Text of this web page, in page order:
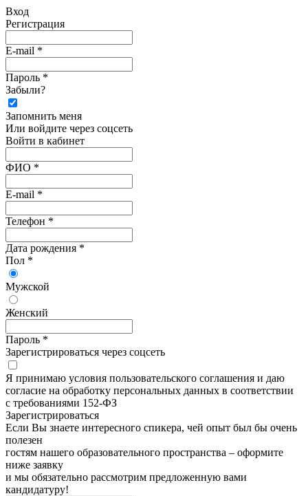
Вход
Регистрация
E-mail *
Пароль *
Забыли?
Запомнить меня
Или войдите через соцсеть
Войти в кабинет
ФИО *
E-mail *
Телефон *
Дата рождения *
Пол *
Мужской
Женский
Пароль *
Зарегистрироваться через соцсеть
Я принимаю условия пользовательского соглашения и даю
согласие на обработку персональных данных в соответствии
с требованиями 152-ФЗ
Зарегистрироватьcя
Если Вы знаете интересного спикера, чей опыт был бы очень
полезен
гостям нашего образовательного пространства – оформите
ниже заявку
и мы обязательно рассмотрим предложенную вами
кандидатуру!